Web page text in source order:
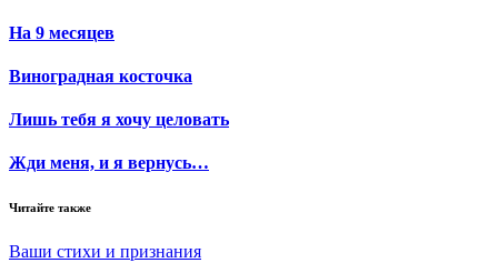
На 9 месяцев
Виноградная косточка
Лишь тебя я хочу целовать
Жди меня, и я вернусь…
Читайте также
Ваши стихи и признания